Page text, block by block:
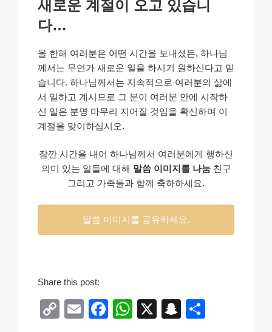
새로운 계절이 오고 있습니
다…
올 한해 여러분은 어떤 시간을 보내셨든, 하나님
께서는 무언가 새로운 일을 하시기 원하신다고 믿
습니다. 하나님께서는 지속적으로 여러분의 삶에
서 일하고 계시므로 그 분이 여러분 안에 시작하
신 일은 분명 마무리 지어질 것임을 확신하며 이
계절을 맞이하십시오.
잠깐 시간을 내어 하나님께서 여러분에게 행하신
의미 있는 일들에 대해 말씀 이미지를 나눔친구
그리고 가족들과 함께 축하하세요.
말씀 이미지를 공유하세요.
Share this post:
C
E
F
W X
S